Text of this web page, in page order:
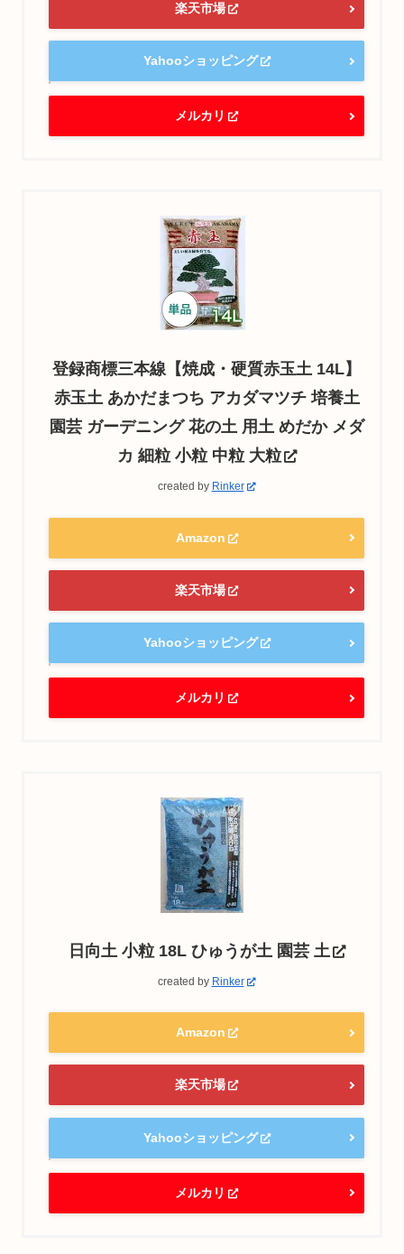
楽天市場
Yahooショッピング
メルカリ
登録商標三本線【焼成・硬質赤玉土 14L】
赤玉土 あかだまつち アカダマツチ 培養土
園芸 ガーデニング 花の土 用土 めだか メダ
カ 細粒 小粒 中粒 大粒
created by Rinker
Amazon
楽天市場
Yahooショッピング
メルカリ
日向土 小粒 18L ひゅうが土 園芸 土
created by Rinker
Amazon
楽天市場
Yahooショッピング
メルカリ